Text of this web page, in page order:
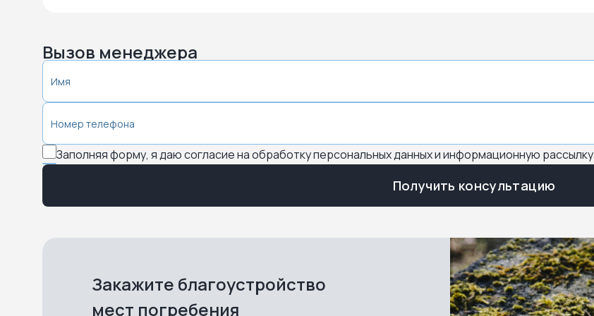
Вызов менеджера
Заполняя форму, я даю согласие на обработку персональных данных и информационную рассылку
Получить консультацию
Закажите благоустройство
мест погребения